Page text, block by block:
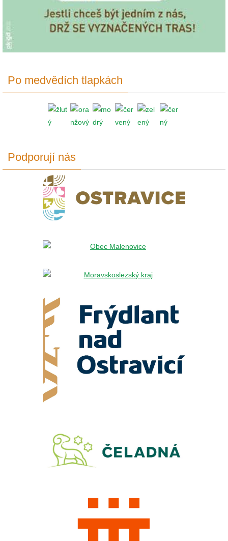
Po medvědích tlapkách
Podporují nás